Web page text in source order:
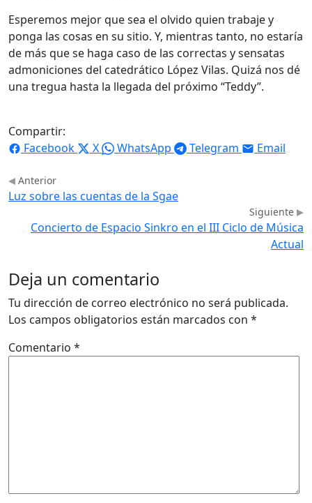
Esperemos mejor que sea el olvido quien trabaje y
ponga las cosas en su sitio. Y, mientras tanto, no estaría
de más que se haga caso de las correctas y sensatas
admoniciones del catedrático López Vilas. Quizá nos dé
una tregua hasta la llegada del próximo “Teddy”.
Compartir:
Facebook
X WhatsApp Telegram Email
Anterior
Luz sobre las cuentas de la Sgae
Siguiente
Concierto de Espacio Sinkro en el III Ciclo de Música
Actual
Deja un comentario
Tu dirección de correo electrónico no será publicada.
Los campos obligatorios están marcados con *
Comentario *